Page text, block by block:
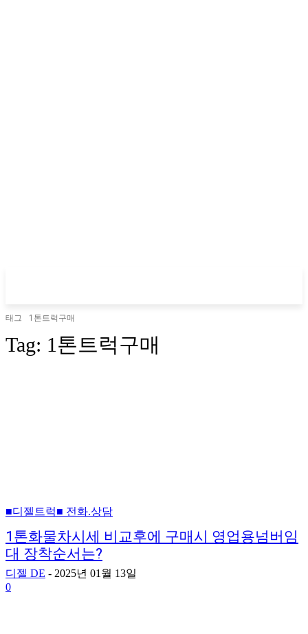
태그 1톤트럭구매
Tag: 1톤트럭구매
■디젤트럭■ 전화.상담
1톤화물차시세 비교후에 구매시 영업용넘버임
대 장착순서는?
디젤 DE - 2025년 01월 13일
0